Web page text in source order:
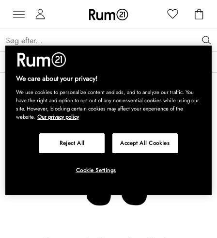
Få 15 % på Grythyttan Stålmöbler* →
We care about your privacy!
We use cookies to personalize content and ads, and to analyze our traffic. You
have the right and option to opt out of any non-essential cookies while using our
site. However, blocking certain cookies may affect your experience of the
website. Our privacy policy
Reject All Accept All Cookies
Cookie Settings